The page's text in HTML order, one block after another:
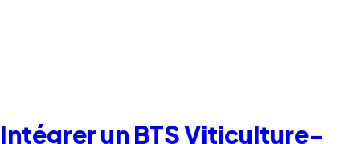
Intégrer un BTS Viticulture-